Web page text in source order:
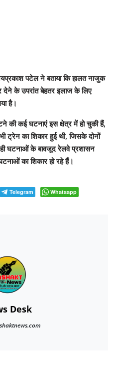
पटेल ने बताया कि हालत नाजुक
देने के उपरांत बेहतर इलाज के लिए
है।
की कई घटनाएं इस क्षेत्र में हो चुकी हैं,
ट्रेन का शिकार हुई थी, जिसके दोनों
घटनाओं के बावजूद रेलवे प्रशासन
का शिकार हो रहे हैं।
Telegram Whatsapp
Desk